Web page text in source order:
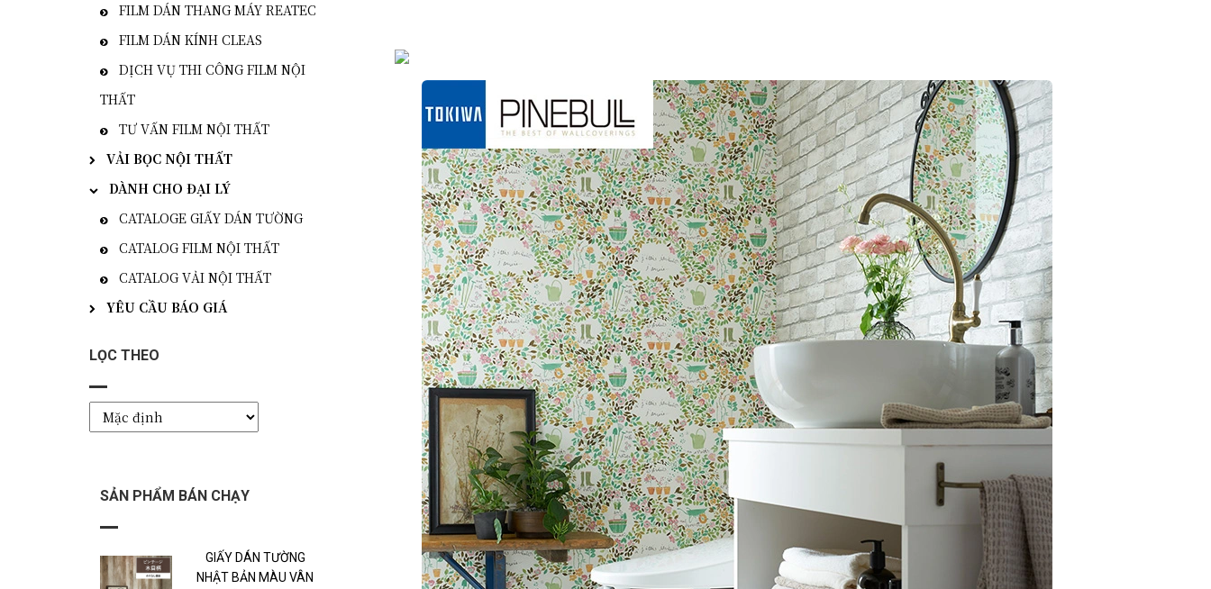
FILM DÁN THANG MÁY REATEC
FILM DÁN KÍNH CLEAS
DỊCH VỤ THI CÔNG FILM NỘI
THẤT
TƯ VẤN FILM NỘI THẤT
VẢI BỌC NỘI THẤT
DÀNH CHO ĐẠI LÝ
CATALOGE GIẤY DÁN TƯỜNG
CATALOG FILM NỘI THẤT
CATALOG VẢI NỘI THẤT
YÊU CẦU BÁO GIÁ
LỌC THEO
SẢN PHẨM BÁN CHẠY
GIẤY DÁN TƯỜNG
NHẬT BẢN MÀU VÂN